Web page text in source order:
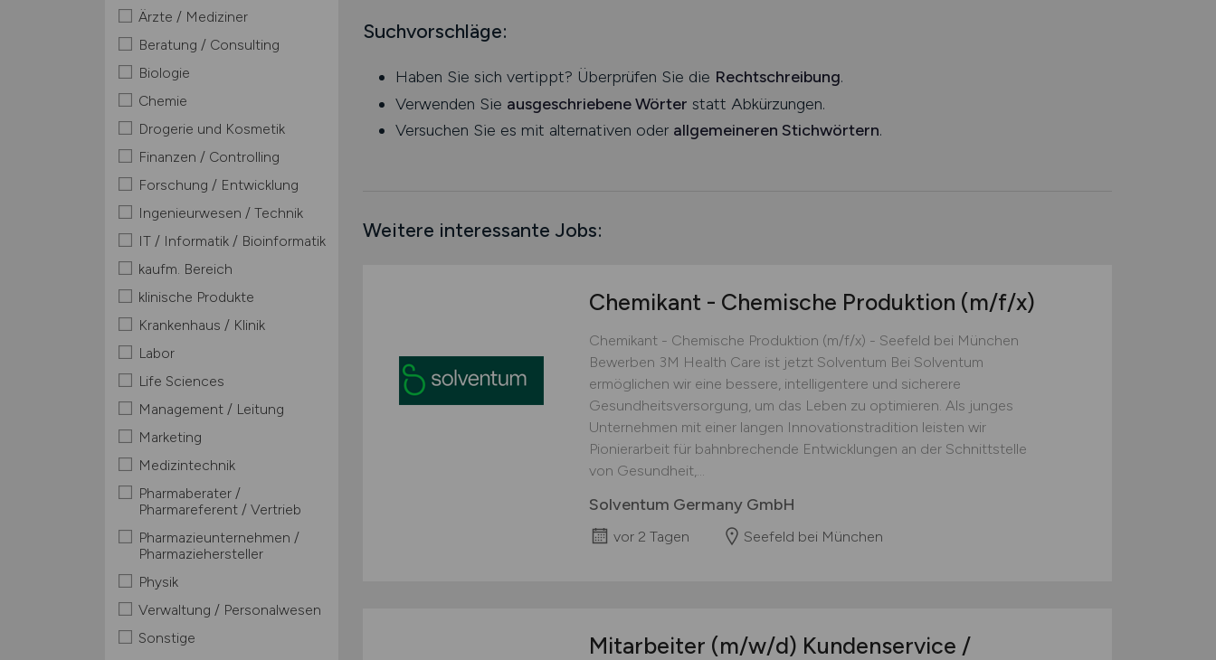
Ärzte / Mediziner
Beratung / Consulting
Biologie
Chemie
Drogerie und Kosmetik
Finanzen / Controlling
Forschung / Entwicklung
Ingenieurwesen / Technik
IT / Informatik / Bioinformatik
kaufm. Bereich
klinische Produkte
Krankenhaus / Klinik
Labor
Life Sciences
Management / Leitung
Marketing
Medizintechnik
Pharmaberater /
Pharmareferent / Vertrieb
Pharmazieunternehmen /
Pharmaziehersteller
Physik
Verwaltung / Personalwesen
Sonstige
Suchvorschläge:
Haben Sie sich vertippt? Überprüfen Sie die Rechtschreibung.
Verwenden Sie ausgeschriebene Wörter statt Abkürzungen.
Versuchen Sie es mit alternativen oder allgemeineren Stichwörtern.
Weitere interessante Jobs:
Chemikant - Chemische Produktion (m/f/x)
Chemikant - Chemische Produktion (m/f/x) - Seefeld bei München
Bewerben 3M Health Care ist jetzt Solventum Bei Solventum
ermöglichen wir eine bessere, intelligentere und sicherere
Gesundheitsversorgung, um das Leben zu optimieren. Als junges
Unternehmen mit einer langen Innovationstradition leisten wir
Pionierarbeit für bahnbrechende Entwicklungen an der Schnittstelle
von Gesundheit,...
Solventum Germany GmbH
vor 2 Tagen Seefeld bei München
Mitarbeiter (m/w/d) Kundenservice /